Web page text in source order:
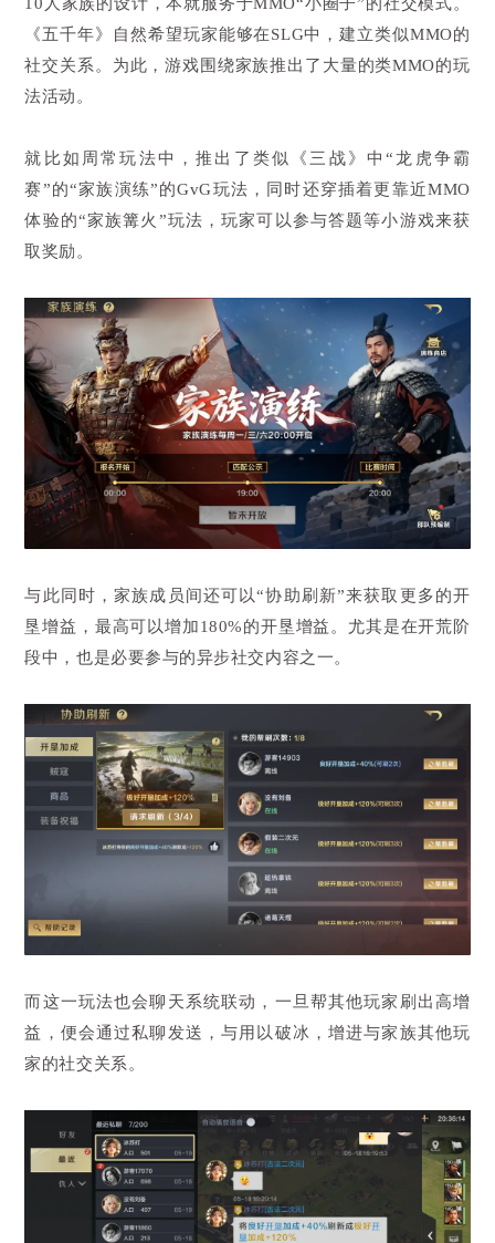
10人家族的设计，本就服务于MMO“小圈子”的社交模式。
《五千年》自然希望玩家能够在SLG中，建立类似MMO的
社交关系。为此，游戏围绕家族推出了大量的类MMO的玩
法活动。
就比如周常玩法中，推出了类似《三战》中“龙虎争霸
赛”的“家族演练”的GvG玩法，同时还穿插着更靠近MMO
体验的“家族篝火”玩法，玩家可以参与答题等小游戏来获
取奖励。
与此同时，家族成员间还可以“协助刷新”来获取更多的开
垦增益，最高可以增加180%的开垦增益。尤其是在开荒阶
段中，也是必要参与的异步社交内容之一。
而这一玩法也会聊天系统联动，一旦帮其他玩家刷出高增
益，便会通过私聊发送，与用以破冰，增进与家族其他玩
家的社交关系。